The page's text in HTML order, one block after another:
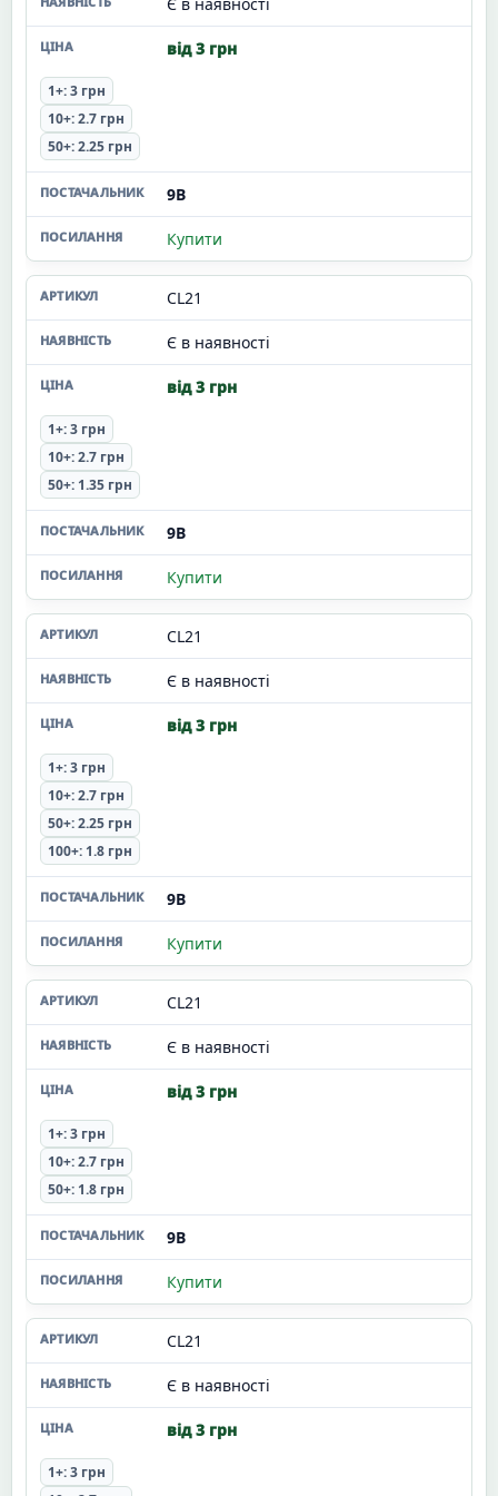
від 3 грн
1+: 3 грн
10+: 2.7 грн
50+: 2.25 грн
9В
Купити
CL21
Є в наявності
від 3 грн
1+: 3 грн
10+: 2.7 грн
50+: 1.35 грн
9В
Купити
CL21
Є в наявності
від 3 грн
1+: 3 грн
10+: 2.7 грн
50+: 2.25 грн
100+: 1.8 грн
9В
Купити
CL21
Є в наявності
від 3 грн
1+: 3 грн
10+: 2.7 грн
50+: 1.8 грн
9В
Купити
CL21
Є в наявності
від 3 грн
1+: 3 грн